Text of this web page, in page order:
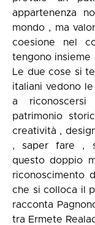
appartenenza
mondo , ma
coesione nel
tengono insieme
Le due cose si
italiani vedono
a
patrimonio
creatività ,
, saper fare ,
questo doppio
riconoscimento
che si colloca il
racconta
tra Ermete